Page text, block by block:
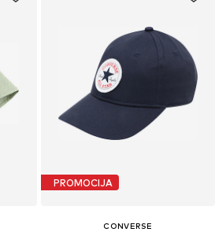
PROMOCIJA
CONVERSE